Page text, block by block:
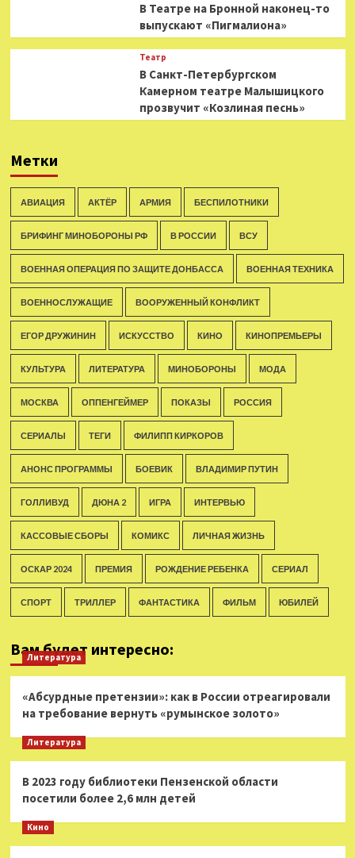
В Театре на Бронной наконец-то
выпускают «Пигмалиона»
Театр
В Санкт-Петербургском
Камерном театре Малышицкого
прозвучит «Козлиная песнь»
Метки
АВИАЦИЯ АКТЁР АРМИЯ БЕСПИЛОТНИКИ
БРИФИНГ МИНОБОРОНЫ РФ В РОССИИ ВСУ
ВОЕННАЯ ОПЕРАЦИЯ ПО ЗАЩИТЕ ДОНБАССА ВОЕННАЯ ТЕХНИКА
ВОЕННОСЛУЖАЩИЕ ВООРУЖЕННЫЙ КОНФЛИКТ
ЕГОР ДРУЖИНИН ИСКУССТВО КИНО КИНОПРЕМЬЕРЫ
КУЛЬТУРА ЛИТЕРАТУРА МИНОБОРОНЫ МОДА
МОСКВА ОППЕНГЕЙМЕР ПОКАЗЫ РОССИЯ
СЕРИАЛЫ ТЕГИ ФИЛИПП КИРКОРОВ
АНОНС ПРОГРАММЫ БОЕВИК ВЛАДИМИР ПУТИН
ГОЛЛИВУД ДЮНА 2 ИГРА ИНТЕРВЬЮ
КАССОВЫЕ СБОРЫ КОМИКС ЛИЧНАЯ ЖИЗНЬ
ОСКАР 2024 ПРЕМИЯ РОЖДЕНИЕ РЕБЕНКА СЕРИАЛ
СПОРТ ТРИЛЛЕР ФАНТАСТИКА ФИЛЬМ ЮБИЛЕЙ
Вам будет интересно:
Литература
«Абсурдные претензии»: как в России отреагировали
на требование вернуть «румынское золото»
Литература
В 2023 году библиотеки Пензенской области
посетили более 2,6 млн детей
Кино